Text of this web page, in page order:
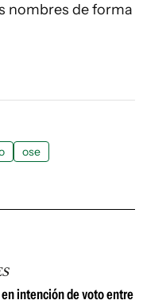
nombres de forma
ose
intención de voto entre